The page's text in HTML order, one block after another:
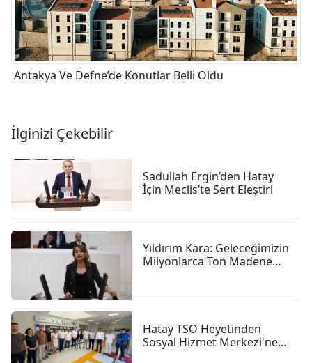
Antakya Ve Defne’de Konutlar Belli Oldu
İlginizi Çekebilir
Sadullah Ergin’den Hatay
İçin Meclis’te Sert Eleştiri
Yıldırım Kara: Geleceğimizin
Milyonlarca Ton Madene
Hatay TSO Heyetinden
Sosyal Hizmet Merkezi'ne